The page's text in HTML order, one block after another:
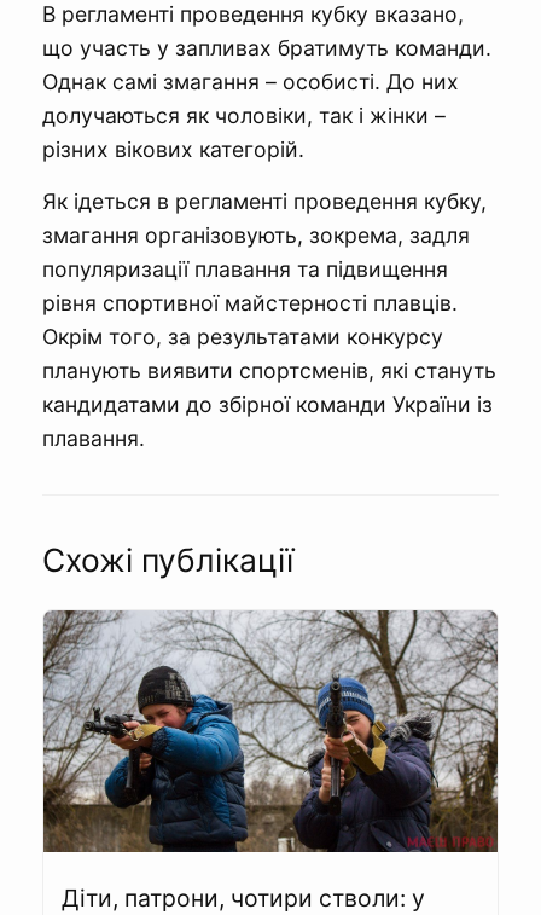
В регламенті проведення кубку вказано,
що участь у запливах братимуть команди.
Однак самі змагання – особисті. До них
долучаються як чоловіки, так і жінки –
різних вікових категорій.
Як ідеться в регламенті проведення кубку,
змагання організовують, зокрема, задля
популяризації плавання та підвищення
рівня спортивної майстерності плавців.
Окрім того, за результатами конкурсу
планують виявити спортсменів, які стануть
кандидатами до збірної команди України із
плавання.
Схожі публікації
Діти, патрони, чотири стволи: у